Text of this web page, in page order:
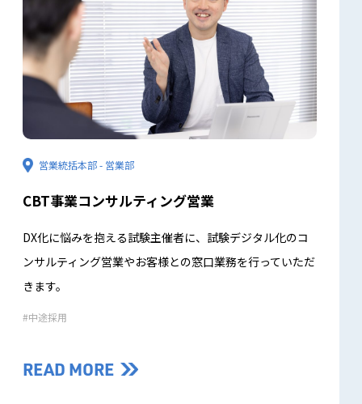
営業統括本部 - 営業部
CBT事業コンサルティング営業
DX化に悩みを抱える試験主催者に、試験デジタル化のコ
ンサルティング営業やお客様との窓口業務を行っていただ
きます。
中途採用
READ MORE